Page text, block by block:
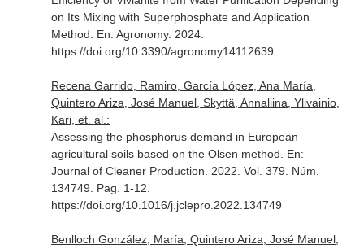
on Its Mixing with Superphosphate and Application
Method. En: Agronomy. 2024.
https://doi.org/10.3390/agronomy14112639
Recena Garrido, Ramiro, García López, Ana María,
Quintero Ariza, José Manuel, Skyttä, Annaliina, Ylivainio,
Kari, et. al.:
Assessing the phosphorus demand in European
agricultural soils based on the Olsen method. En:
Journal of Cleaner Production . 2022. Vol. 379. Núm.
134749. Pag. 1-12.
https://doi.org/10.1016/j.jclepro.2022.134749
Benlloch González, María, Quintero Ariza, José Manuel,